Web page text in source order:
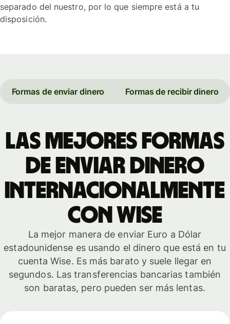
separado del nuestro, por lo que siempre está a tu
disposición.
Formas de enviar dinero Formas de recibir dinero
Las mejores formas
de enviar dinero
internacionalmente
con Wise
La mejor manera de enviar Euro a Dólar
estadounidense es usando el dinero que está en tu
cuenta Wise. Es más barato y suele llegar en
segundos. Las transferencias bancarias también
son baratas, pero pueden ser más lentas.